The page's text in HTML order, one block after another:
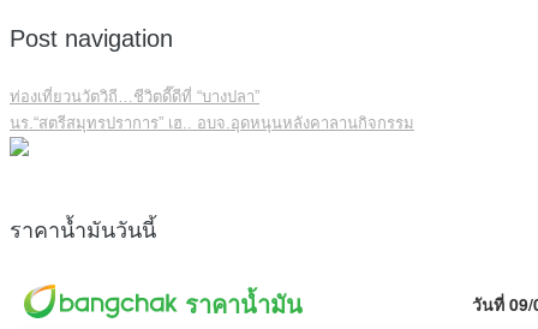
Post navigation
ท่องเที่ยวนวัตวิถี…ชีวิตดี๊ดีที่ “บางปลา”
นร.“สตรีสมุทรปราการ” เฮ.. อบจ.อุดหนุนหลังคาลานกิจกรรม
ราคาน้ำมันวันนี้